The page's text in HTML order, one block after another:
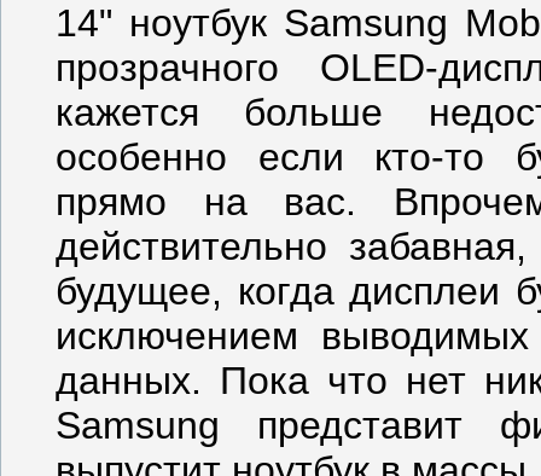
14" ноутбук Samsung
прозрачного OLED-
кажется больше
особенно если кто-то
прямо на вас.
действительно
будущее, когда дисплеи
исключением
данных. Пока что нет
Samsung представит